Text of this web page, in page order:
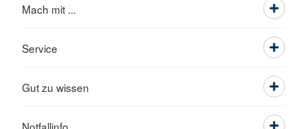
Mach mit ...
Service
Gut zu wissen